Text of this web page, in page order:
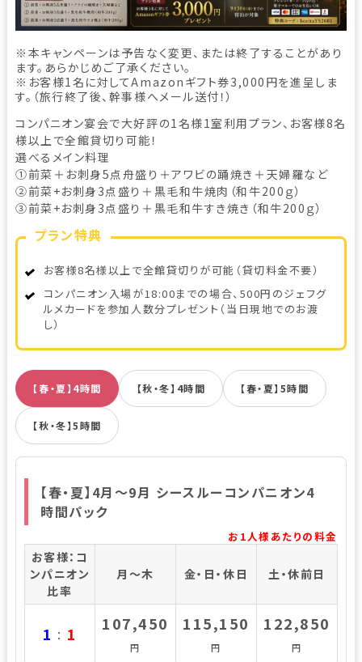
※本キャンペーンは予告なく変更、または終了することがあり
ます。あらかじめご了承ください。
※お客様1名に対してAmazonギフト券3,000円を進呈しま
す。（旅行終了後、幹事様へメール送付！）
コンパニオン宴会で大好評の1名様1室利用プラン、お客様8名
様以上で全館貸切り可能！
選べるメイン料理
①前菜＋お刺身5点舟盛り＋アワビの踊焼き＋天婦羅など
②前菜+お刺身3点盛り＋黒毛和牛焼肉（和牛200ｇ）
③前菜+お刺身3点盛り＋黒毛和牛すき焼き（和牛200ｇ）
プラン特典
お客様8名様以上で全館貸切りが可能（貸切料金不要）
コンパニオン入場が18:00までの場合、500円のジェフグ
ルメカードを参加人数分プレゼント（当日現地でのお渡
し）
【春・夏】4時間 【秋・冬】4時間 【春・夏】5時間
【秋・冬】5時間
【春・夏】4月～9月 シースルーコンパニオン4
時間パック
お1人様あたりの料金
お客様：コ
ンパニオン
比率
月～木 金・日・休日 土・休前日
1 ： 1 107,450
円
115,150
円
122,850
円